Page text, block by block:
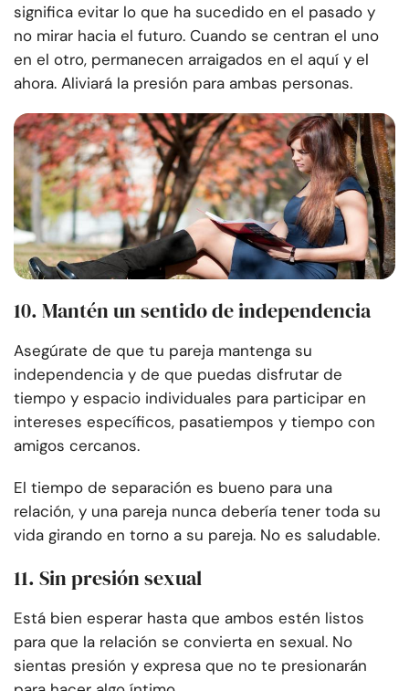
significa evitar lo que ha sucedido en el pasado y
no mirar hacia el futuro. Cuando se centran el uno
en el otro, permanecen arraigados en el aquí y el
ahora. Aliviará la presión para ambas personas.
10. Mantén un sentido de independencia
Asegúrate de que tu pareja mantenga su
independencia y de que puedas disfrutar de
tiempo y espacio individuales para participar en
intereses específicos, pasatiempos y tiempo con
amigos cercanos.
El tiempo de separación es bueno para una
relación, y una pareja nunca debería tener toda su
vida girando en torno a su pareja. No es saludable.
11. Sin presión sexual
Está bien esperar hasta que ambos estén listos
para que la relación se convierta en sexual. No
sientas presión y expresa que no te presionarán